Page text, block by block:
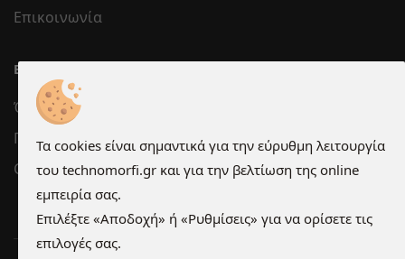
Επικοινωνία
ΕΞΥΠΗΡΈΤΗΣΗ
Όροι χρήσης
Προστασία Προσωπικών Δεδομένων
Cookies
Τα cookies είναι σημαντικά για την εύρυθμη λειτουργία
του technomorfi.gr και για την βελτίωση της online
εμπειρία σας.
Επιλέξτε «Αποδοχή» ή «Ρυθμίσεις» για να ορίσετε τις
επιλογές σας.